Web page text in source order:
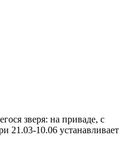
зверя: на приваде, с
21.03-10.06 устанавливает